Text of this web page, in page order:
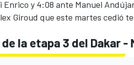
Enrico y 4:08 ante Manuel
Giroud que este martes cedió
la etapa 3 del Dakar -